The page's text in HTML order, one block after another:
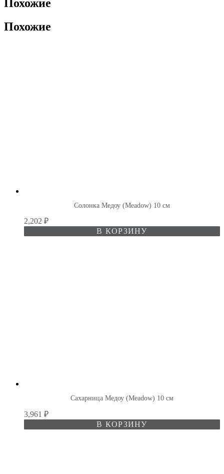
Похожие
Похожие
Солонка Медоу (Meadow) 10 см
2,202 ₽
В КОРЗИНУ
Сахарница Медоу (Meadow) 10 см
3,961 ₽
В КОРЗИНУ